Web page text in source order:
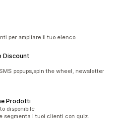
per ampliare il tuo elenco
Discount
popups,spin the wheel, newsletter
Prodotti
disponibile
segmenta i tuoi clienti con quiz.